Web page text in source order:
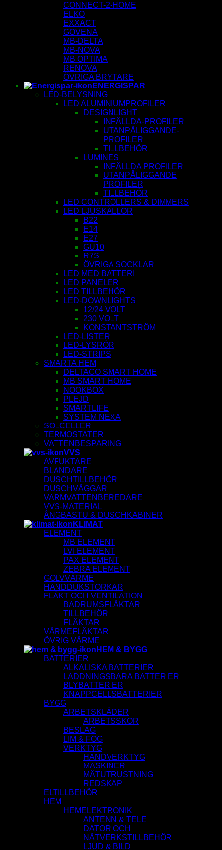
CONNECT-2-HOME
ELKO
EXXACT
GOVENA
MB-DELTA
MB-NOVA
MB OPTIMA
RENOVA
ÖVRIGA BRYTARE
ENERGISPAR
LED-BELYSNING
LED ALUMINIUMPROFILER
DESIGNLIGHT
INFÄLLDA-PROFILER
UTANPÅLIGGANDE-
PROFILER
TILLBEHÖR
LUMINES
INFÄLLDA PROFILER
UTANPÅLIGGANDE
PROFILER
TILLBEHÖR
LED CONTROLLERS & DIMMERS
LED LJUSKÄLLOR
B22
E14
E27
GU10
R7S
ÖVRIGA SOCKLAR
LED MED BATTERI
LED PANELER
LED TILLBEHÖR
LED-DOWNLIGHTS
12/24 VOLT
230 VOLT
KONSTANTSTRÖM
LED-LISTER
LED-LYSRÖR
LED-STRIPS
SMARTA HEM
DELTACO SMART HOME
MB SMART HOME
NOOKBOX
PLEJD
SMARTLIFE
SYSTEM NEXA
SOLCELLER
TERMOSTATER
VATTENBESPARING
VVS
AVFUKTARE
BLANDARE
DUSCHTILLBEHÖR
DUSCHVÄGGAR
VARMVATTENBEREDARE
VVS-MATERIAL
ÅNGBASTU & DUSCHKABINER
KLIMAT
ELEMENT
MB ELEMENT
LVI ELEMENT
PAX ELEMENT
ZEBRA ELEMENT
GOLVVÄRME
HANDDUKSTORKAR
FLÄKT OCH VENTILATION
BADRUMSFLÄKTAR
TILLBEHÖR
FLÄKTAR
VÄRMEFLÄKTAR
ÖVRIG VÄRME
HEM & BYGG
BATTERIER
ALKALISKA BATTERIER
LADDNINGSBARA BATTERIER
BLYBATTERIER
KNAPPCELLSBATTERIER
BYGG
ARBETSKLÄDER
ARBETSSKOR
BESLAG
LIM & FOG
VERKTYG
HANDVERKTYG
MASKINER
MÄTUTRUSTNING
REDSKAP
ELTILLBEHÖR
HEM
HEMELEKTRONIK
ANTENN & TELE
DATOR OCH
NÄTVERKSTILLBEHÖR
LJUD & BILD